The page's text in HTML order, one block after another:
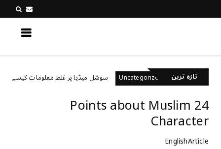
تازہ ترینUncategorized سوشل میڈیا پر غلط معلومات کیسے پہچانیں؟
24 Points about Muslim
Character
EnglishArticle